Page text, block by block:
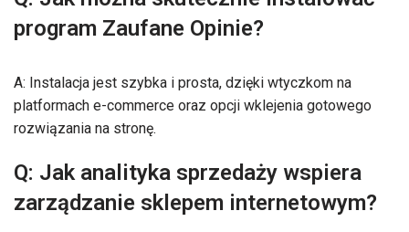
program Zaufane Opinie?
A: Instalacja jest szybka i prosta, dzięki wtyczkom na
platformach e-commerce oraz opcji wklejenia gotowego
rozwiązania na stronę.
Q: Jak analityka sprzedaży wspiera
zarządzanie sklepem internetowym?